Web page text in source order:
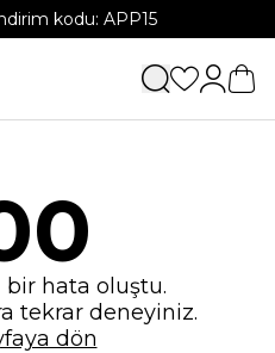
kodu: APP15
hata oluştu.
tekrar deneyiniz.
dön